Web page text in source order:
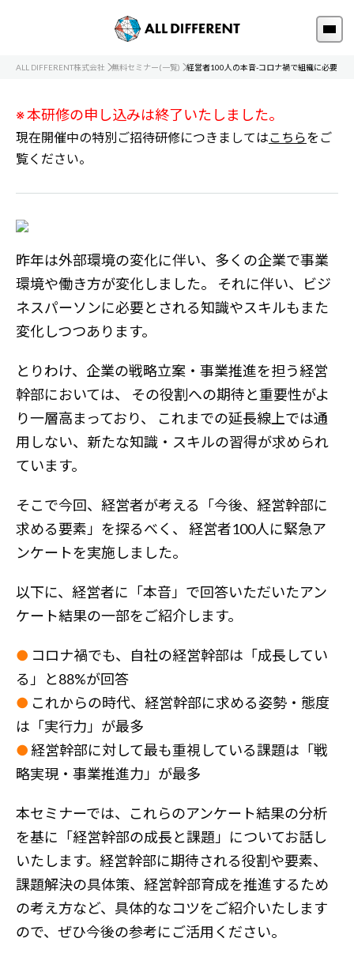
ALL DIFFERENT株式会社 無料セミナー(一覧) 経営者100人の本音-コロナ禍で組織に必要な
※ 本研修の申し込みは終了いたしました。
現在開催中の特別ご招待研修につきましてはこちらをご
覧ください。
昨年は外部環境の変化に伴い、多くの企業で事業
環境や働き方が変化しました。 それに伴い、ビジ
ネスパーソンに必要とされる知識やスキルもまた
変化しつつあります。
とりわけ、企業の戦略立案・事業推進を担う経営
幹部においては、 その役割への期待と重要性がよ
り一層高まっており、 これまでの延長線上では通
用しない、新たな知識・スキルの習得が求められ
ています。
そこで今回、経営者が考える「今後、経営幹部に
求める要素」を探るべく、 経営者100人に緊急ア
ンケートを実施しました。
以下に、経営者に「本音」で回答いただいたアン
ケート結果の一部をご紹介します。
● コロナ禍でも、自社の経営幹部は「成長してい
る」と88%が回答
● これからの時代、経営幹部に求める姿勢・態度
は「実行力」が最多
● 経営幹部に対して最も重視している課題は「戦
略実現・事業推進力」が最多
本セミナーでは、これらのアンケート結果の分析
を基に「経営幹部の成長と課題」についてお話し
いたします。経営幹部に期待される役割や要素、
課題解決の具体策、経営幹部育成を推進するため
の考え方など、具体的なコツをご紹介いたします
ので、ぜひ今後の参考にご活用ください。